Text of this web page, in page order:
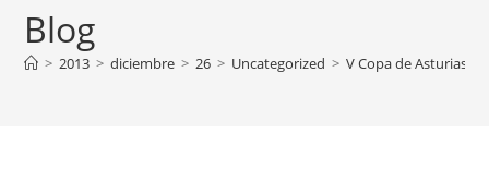
Blog
> 2013 > diciembre > 26 > Uncategorized > V Copa de Asturias